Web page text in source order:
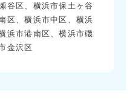
谷区、横浜市保土ヶ谷
区、横浜市中区、横浜
浜市港南区、横浜市磯
金沢区